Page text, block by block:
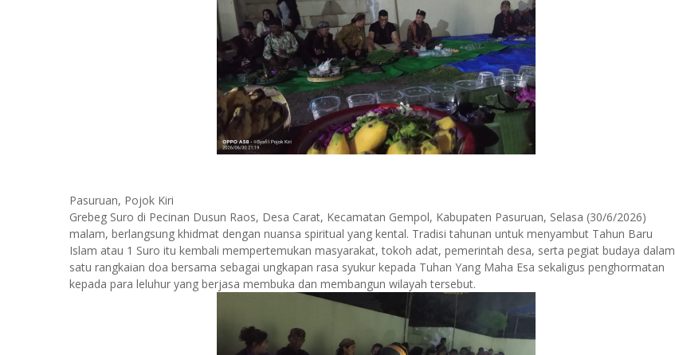
Pasuruan, Pojok Kiri
Grebeg Suro di Pecinan Dusun Raos, Desa Carat, Kecamatan Gempol, Kabupaten Pasuruan, Selasa (30/6/2026)
malam, berlangsung khidmat dengan nuansa spiritual yang kental. Tradisi tahunan untuk menyambut Tahun Baru
Islam atau 1 Suro itu kembali mempertemukan masyarakat, tokoh adat, pemerintah desa, serta pegiat budaya dalam
satu rangkaian doa bersama sebagai ungkapan rasa syukur kepada Tuhan Yang Maha Esa sekaligus penghormatan
kepada para leluhur yang berjasa membuka dan membangun wilayah tersebut.